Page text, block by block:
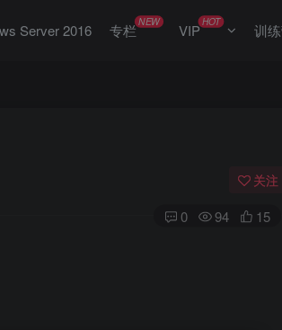
Server 2016 专栏NEW VIPHOT 训
关注
0 94 15